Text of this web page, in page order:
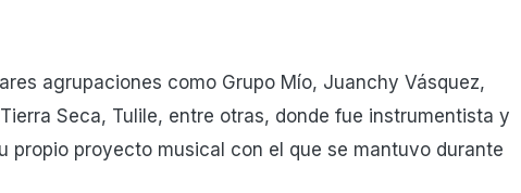
agrupaciones como Grupo Mío, Juanchy Vásquez,
Seca, Tulile, entre otras, donde fue instrumentista y
propio proyecto musical con el que se mantuvo durante